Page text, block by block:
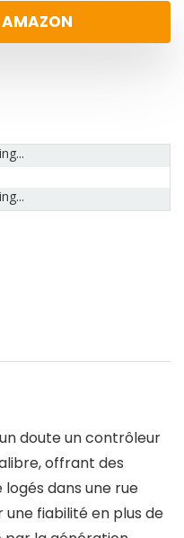
AMAZON
doute un contrôleur
offrant des
dans une rue
fiabilité en plus de